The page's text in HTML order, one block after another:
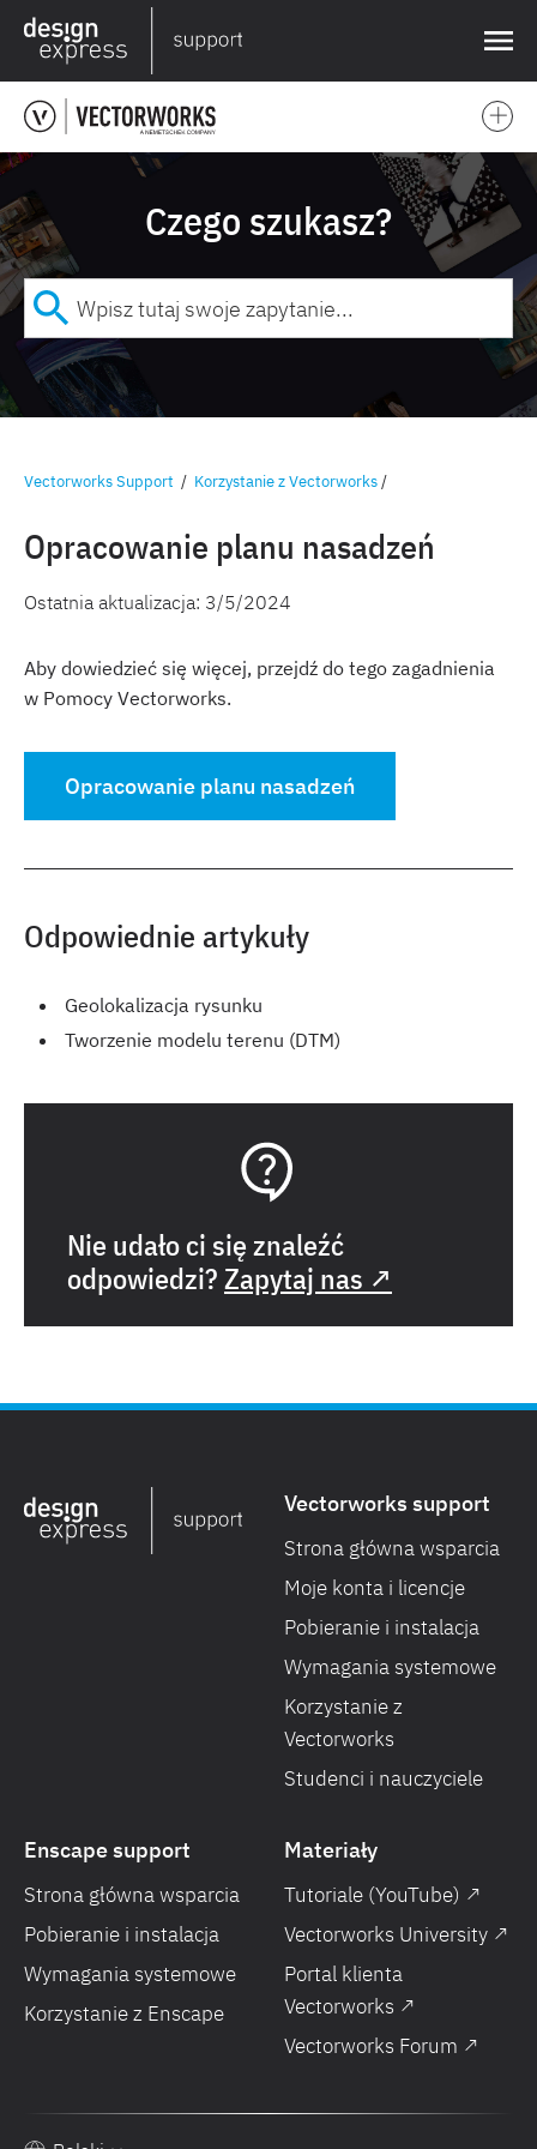
❌
Czego szukasz?
Vectorworks Support / Korzystanie z Vectorworks/
Opracowanie planu nasadzeń
Ostatnia aktualizacja: 3/5/2024
Aby dowiedzieć się więcej, przejdź do tego zagadnienia
w Pomocy Vectorworks.
Opracowanie planu nasadzeń
Odpowiednie artykuły
Geolokalizacja rysunku
Tworzenie modelu terenu (DTM)
Nie udało ci się znaleźć
odpowiedzi?Zapytaj nas ↗
Vectorworks support
Strona główna wsparcia
Moje konta i licencje
Pobieranie i instalacja
Wymagania systemowe
Korzystanie z
Vectorworks
Studenci i nauczyciele
Enscape support
Strona główna wsparcia
Pobieranie i instalacja
Wymagania systemowe
Korzystanie z Enscape
Materiały
Tutoriale (YouTube) ↗
Vectorworks University ↗
Portal klienta
Vectorworks ↗
Vectorworks Forum ↗